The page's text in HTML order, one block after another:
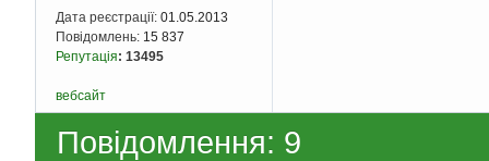
Дата реєстрації: 01.05.2013
Повідомлень: 15 837
Репутація: 13495
вебсайт
Повідомлення: 9